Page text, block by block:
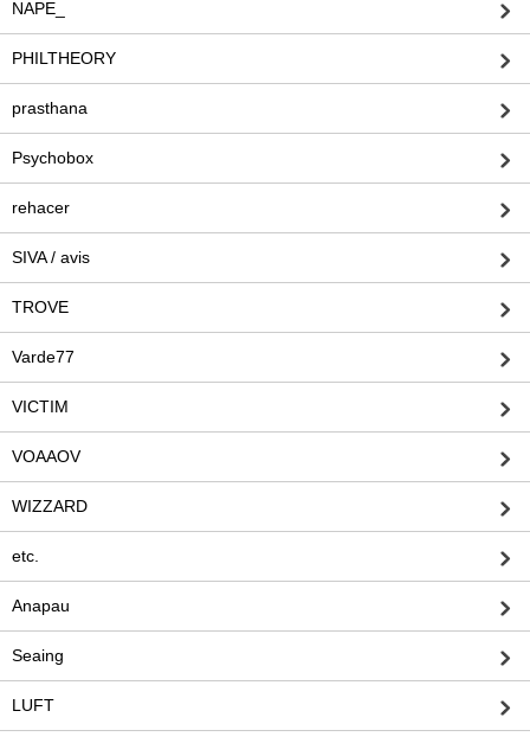
NAPE_
PHILTHEORY
prasthana
Psychobox
rehacer
SIVA / avis
TROVE
Varde77
VICTIM
VOAAOV
WIZZARD
etc.
Anapau
Seaing
LUFT